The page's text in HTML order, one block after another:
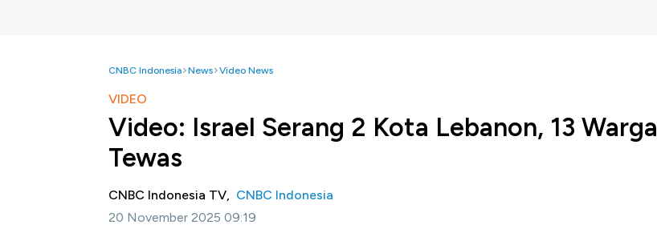
CNBC Indonesia News Video News
VIDEO
Video: Israel Serang 2 Kota Lebanon, 13 Warga
Tewas
CNBC Indonesia TV, CNBC Indonesia
20 November 2025 09:19